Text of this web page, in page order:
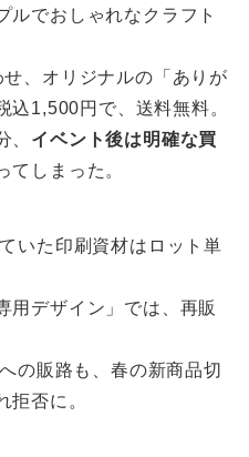
ルでおしゃれなクラフト
、オリジナルの「ありが
込1,500円で、送料無料。
、 イベント後は明確な買
てしまった。
いた印刷資材はロット単
用デザイン」では、再販
の販路も、春の新商品切
拒否に。